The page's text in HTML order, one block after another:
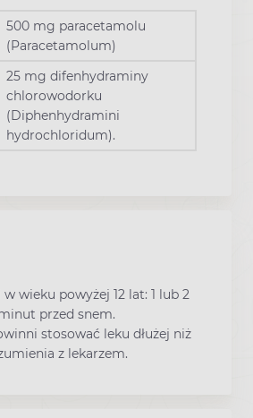
500 mg paracetamolu
(Paracetamolum)
25 mg difenhydraminy
chlorowodorku
(Diphenhydramini
hydrochloridum).
wieku powyżej 12 lat: 1 lub 2
przed snem.
stosować leku dłużej niż
z lekarzem.